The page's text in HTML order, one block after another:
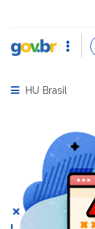
Abrir menu
HU Brasil